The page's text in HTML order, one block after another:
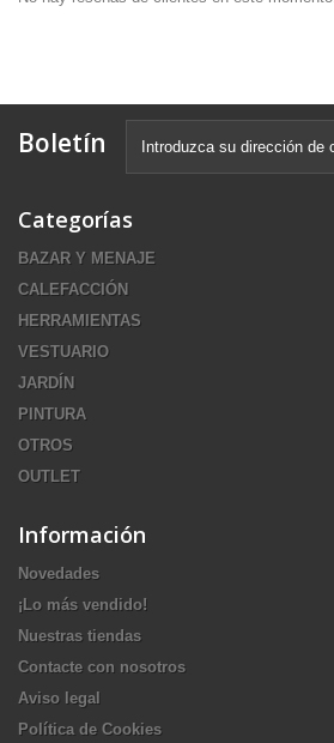
Boletín
Categorías
BAZAR Y MENAJE
CALEFACCIÓN
HERRAMIENTAS
VESTUARIO
JARDÍN
PINTURA
OTROS
OUTLET
Información
Novedades
¡Lo más vendido!
Nuestras tiendas
Contacte con nosotros
Aviso legal
Política de Cookies